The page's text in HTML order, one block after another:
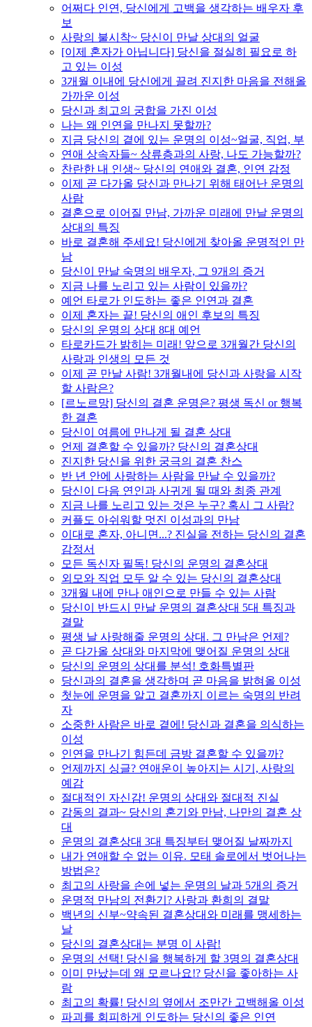
어쩌다 인연, 당신에게 고백을 생각하는 배우자 후
보
사랑의 불시착~ 당신이 만날 상대의 얼굴
[이제 혼자가 아닙니다] 당신을 절실히 필요로 하
고 있는 이성
3개월 이내에 당신에게 끌려 진지한 마음을 전해올
가까운 이성
당신과 최고의 궁합을 가진 이성
나는 왜 인연을 만나지 못할까?
지금 당신의 곁에 있는 운명의 이성~얼굴, 직업, 부
연애 상속자들~ 상류층과의 사랑, 나도 가능할까?
찬란한 내 인생~ 당신의 연애와 결혼, 인연 감정
이제 곧 다가올 당신과 만나기 위해 태어난 운명의
사람
결혼으로 이어질 만남, 가까운 미래에 만날 운명의
상대의 특징
바로 결혼해 주세요! 당신에게 찾아올 운명적인 만
남
당신이 만날 숙명의 배우자, 그 9개의 증거
지금 나를 노리고 있는 사람이 있을까?
예언 타로가 인도하는 좋은 인연과 결혼
이제 혼자는 끝! 당신의 애인 후보의 특징
당신의 운명의 상대 8대 예언
타로카드가 밝히는 미래! 앞으로 3개월간 당신의
사랑과 인생의 모든 것
이제 곧 만날 사람! 3개월내에 당신과 사랑을 시작
할 사람은?
[르노르망] 당신의 결혼 운명은? 평생 독신 or 행복
한 결혼
당신이 여름에 만나게 될 결혼 상대
언제 결혼할 수 있을까? 당신의 결혼상대
진지한 당신을 위한 궁극의 결혼 찬스
반 년 안에 사랑하는 사람을 만날 수 있을까?
당신이 다음 연인과 사귀게 될 때와 최종 관계
지금 나를 노리고 있는 것은 누구? 혹시 그 사람?
커플도 아쉬워할 멋진 이성과의 만남
이대로 혼자, 아니면...? 진실을 전하는 당신의 결혼
감정서
모든 독신자 필독! 당신의 운명의 결혼상대
외모와 직업 모두 알 수 있는 당신의 결혼상대
3개월 내에 만나 애인으로 만들 수 있는 사람
당신이 반드시 만날 운명의 결혼상대 5대 특징과
결말
평생 날 사랑해줄 운명의 상대. 그 만남은 언제?
곧 다가올 상대와 마지막에 맺어질 운명의 상대
당신의 운명의 상대를 분석! 호화특별판
당신과의 결혼을 생각하며 곧 마음을 밝혀올 이성
첫눈에 운명을 알고 결혼까지 이르는 숙명의 반려
자
소중한 사람은 바로 곁에! 당신과 결혼을 의식하는
이성
인연을 만나기 힘든데 금방 결혼할 수 있을까?
언제까지 싱글? 연애운이 높아지는 시기, 사랑의
예감
절대적인 자신감! 운명의 상대와 절대적 진실
감동의 결과~ 당신의 혼기와 만남, 나만의 결혼 상
대
운명의 결혼상대 3대 특징부터 맺어질 날짜까지
내가 연애할 수 없는 이유. 모태 솔로에서 벗어나는
방법은?
최고의 사랑을 손에 넣는 운명의 날과 5개의 증거
운명적 만남의 전환기? 사랑과 환희의 결말
백년의 신부~약속된 결혼상대와 미래를 맹세하는
날
당신의 결혼상대는 분명 이 사람!
운명의 선택! 당신을 행복하게 할 3명의 결혼상대
이미 만났는데 왜 모르나요!? 당신을 좋아하는 사
람
최고의 확률! 당신의 옆에서 조만간 고백해올 이성
파괴를 회피하게 인도하는 당신의 좋은 인연